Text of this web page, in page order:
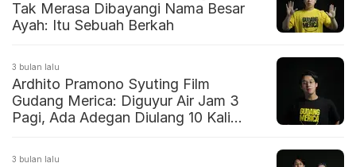
Tak Merasa Dibayangi Nama Besar
Ayah: Itu Sebuah Berkah
3 bulan lalu
Ardhito Pramono Syuting Film
Gudang Merica: Diguyur Air Jam 3
Pagi, Ada Adegan Diulang 10 Kali
3 bulan lalu